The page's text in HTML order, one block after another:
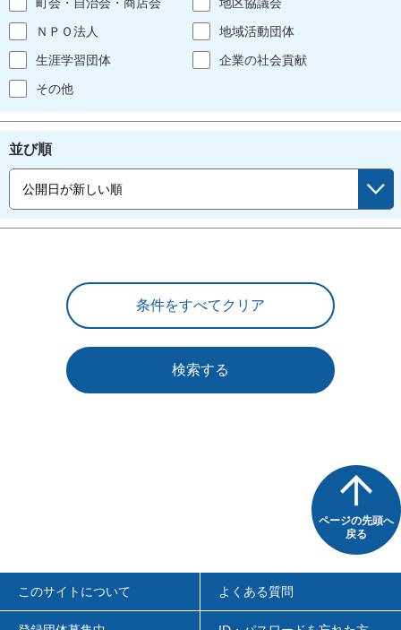
ＮＰＯ法人
地域活動団体
生涯学習団体
企業の社会貢献
その他
並び順
検索する
ページの先頭へ
戻る
このサイトについて よくある質問